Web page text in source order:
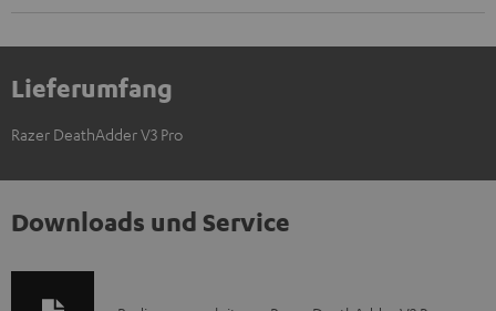
Lieferumfang
Razer DeathAdder V3 Pro
Downloads und Service